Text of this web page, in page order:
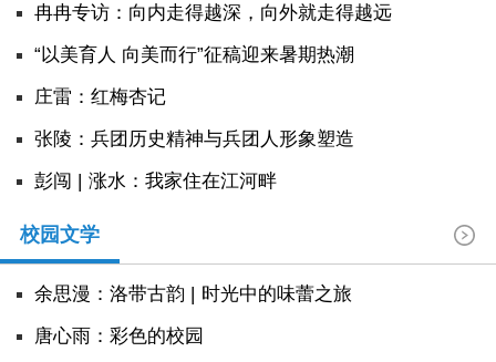
冉冉专访：向内走得越深，向外就走得越远
“以美育人 向美而行”征稿迎来暑期热潮
庄雷：红梅杏记
张陵：兵团历史精神与兵团人形象塑造
彭闯 | 涨水：我家住在江河畔
校园文学
余思漫：洛带古韵 | 时光中的味蕾之旅
唐心雨：彩色的校园